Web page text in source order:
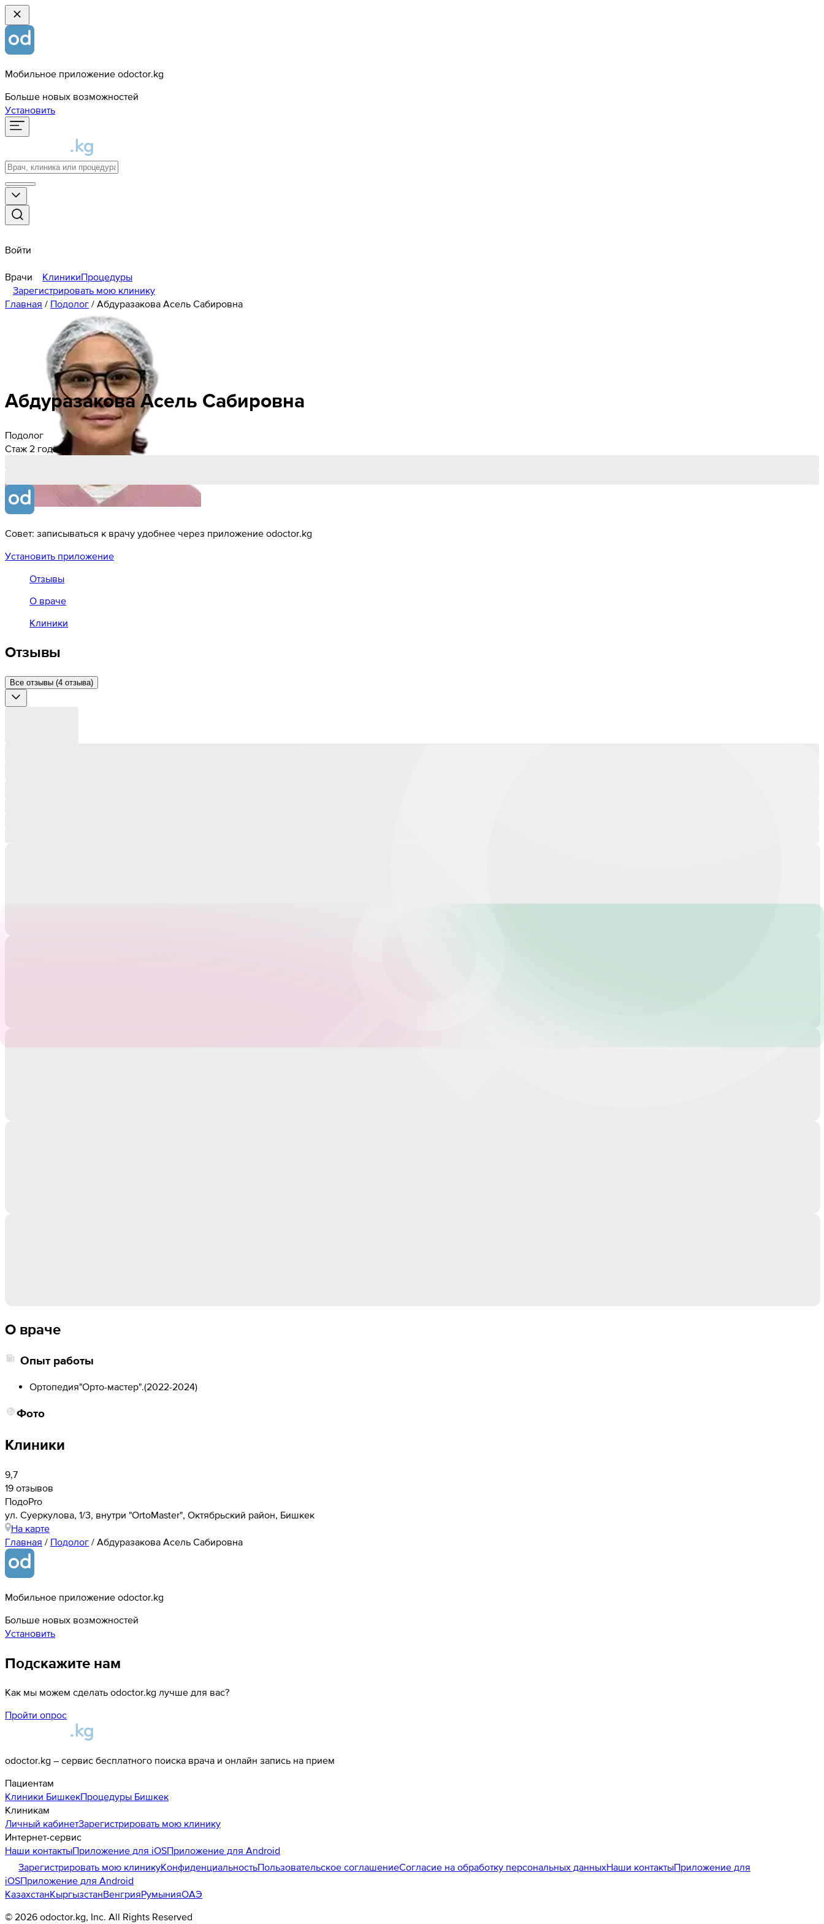
Мобильное приложение odoctor.kg
Больше новых возможностей
Установить
Войти
Врачи КлиникиПроцедуры
Зарегистрировать мою клинику
Главная / Подолог / Абдуразакова Асель Сабировна
АбдуразаковаАсель Сабировна
Подолог
Стаж 2 года
Совет: записываться к врачу удобнее через приложение odoctor.kg
Установить приложение
Отзывы
О враче
Клиники
Отзывы
Все отзывы (4 отзыва)
О враче
Опыт работы
Ортопедия"Орто-мастер".(2022-2024)
Фото
Клиники
9,7
19 отзывов
ПодоPro
ул. Суеркулова, 1/3​, внутри "OrtoMaster", Октябрьский район, Бишкек
На карте
Главная / Подолог / Абдуразакова Асель Сабировна
Мобильное приложение odoctor.kg
Больше новых возможностей
Установить
Подскажите нам
Как мы можем сделать odoctor.kg лучше для вас?
Пройти опрос
odoctor.kg – сервис бесплатного поиска врача и онлайн запись на прием
Пациентам
Клиники БишкекПроцедуры Бишкек
Клиникам
Личный кабинетЗарегистрировать мою клинику
Интернет-сервис
Наши контактыПриложение для iOSПриложение для Android
Зарегистрировать мою клиникуКонфиденциальностьПользовательское соглашениеСогласие на обработку персональных данныхНаши контактыПриложение для
iOSПриложение для Android
КазахстанКыргызстанВенгрияРумынияОАЭ
© 2026 odoctor.kg , Inc. All Rights Reserved